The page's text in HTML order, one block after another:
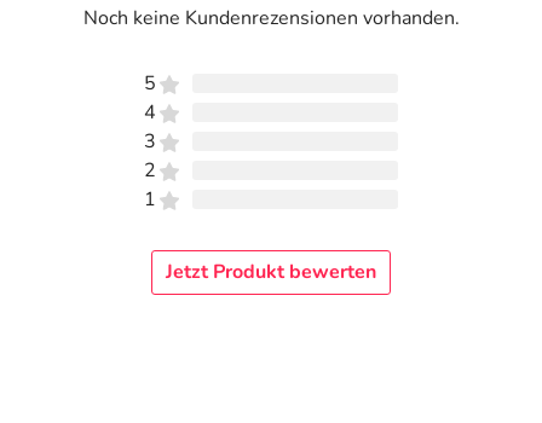
Noch keine Kundenrezensionen vorhanden.
5
4
3
2
1
Jetzt Produkt bewerten